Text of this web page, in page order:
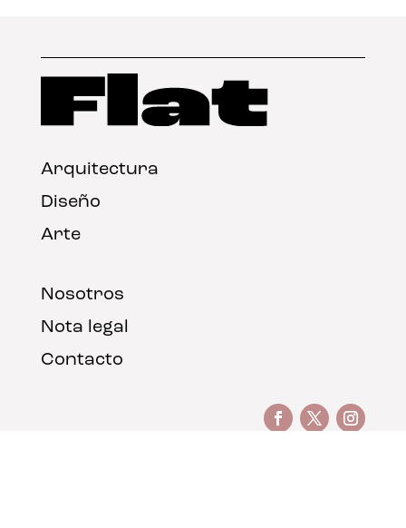
Arquitectura
Diseño
Arte
Nosotros
Nota legal
Contacto